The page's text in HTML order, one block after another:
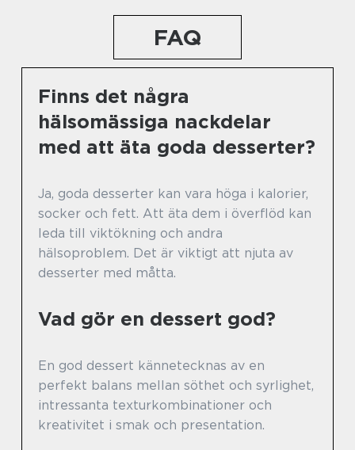
FAQ
Finns det några
hälsomässiga nackdelar
med att äta goda desserter?
Ja, goda desserter kan vara höga i kalorier,
socker och fett. Att äta dem i överflöd kan
leda till viktökning och andra
hälsoproblem. Det är viktigt att njuta av
desserter med måtta.
Vad gör en dessert god?
En god dessert kännetecknas av en
perfekt balans mellan söthet och syrlighet,
intressanta texturkombinationer och
kreativitet i smak och presentation.